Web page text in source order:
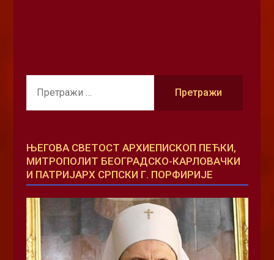
ЊЕГОВА СВЕТОСТ АРХИЕПИСКОП ПЕЋКИ,
МИТРОПОЛИТ БЕОГРАДСКО-КАРЛОВАЧКИ
И ПАТРИЈАРХ СРПСКИ Г. ПОРФИРИЈЕ